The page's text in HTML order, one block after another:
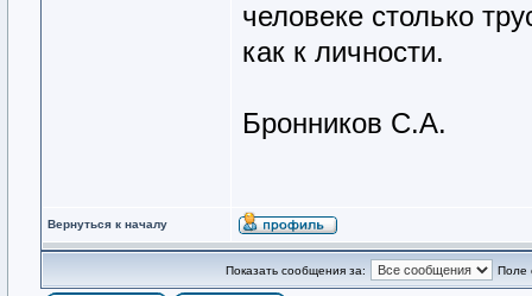
человеке столько
как к личности.
Бронников С.А.
Вернуться к началу
Показать сообщения за: Поле